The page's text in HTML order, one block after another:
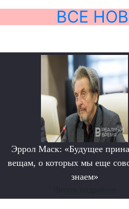
ВСЕ
Эррол Маск: «Будущее
вещам, о которых мы еще
знаем»